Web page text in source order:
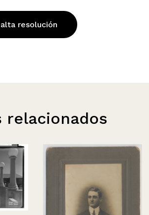
resolución
relacionados